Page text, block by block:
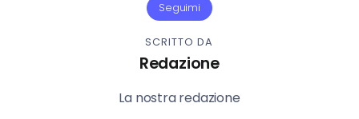
Seguimi
SCRITTO DA
Redazione
La nostra redazione